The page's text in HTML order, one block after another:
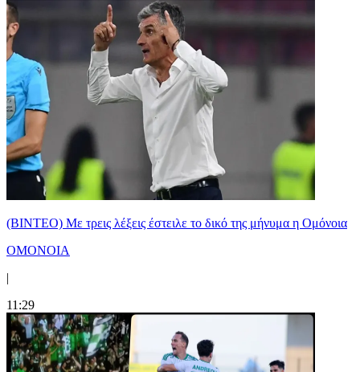
(ΒΙΝΤΕΟ) Με τρεις λέξεις έστειλε το δικό της μήνυμα η Ομόνοια
ΟΜΟΝΟΙΑ
|
11:29